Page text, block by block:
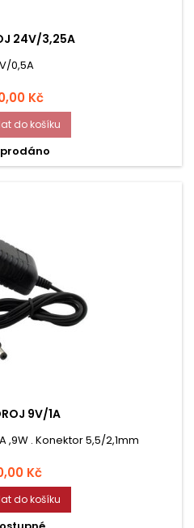
24V/3,25A
0,5A
Kč
do košíku
9V/1A
,9W . Konektor 5,5/2,1mm
Kč
do košíku